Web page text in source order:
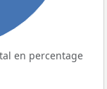
en percentage